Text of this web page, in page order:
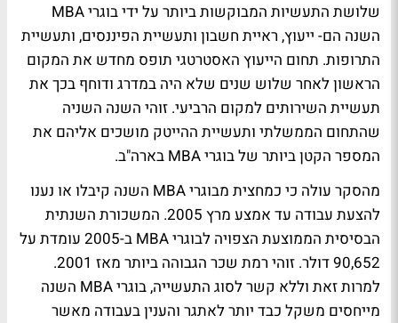
שלושת התעשיות המבוקשות ביותר על ידי בוגרי MBA
השנה הם- ייעוץ, ראיית חשבון ותעשיית הפיננסים, ותעשיית
התרופות. תחום הייעוץ האסטרטגי תופס מחדש את המקום
הראשון לאחר שלוש שנים שלא היה במדרג ודוחף בכך את
תעשיית השירותים למקום הרביעי. זוהי השנה השניה
שהתחום הממשלתי ותעשיית ההייטק מושכים אליהם את
המספר הקטן ביותר של בוגרי MBA בארה"ב.
מהסקר עולה כי כמחצית מבוגרי MBA השנה קיבלו או נענו
להצעת עבודה עד אמצע מרץ 2005. המשכורת השנתית
הבסיסית הממוצעת הצפויה לבוגרי MBA ב-2005 עומדת על
90,652 דולר. זוהי רמת שכר הגבוהה ביותר מאז 2001.
למרות זאת וללא קשר לסוג התעשייה, בוגרי MBA השנה
מייחסים משקל כבד יותר לאתגר והענין בעבודה מאשר